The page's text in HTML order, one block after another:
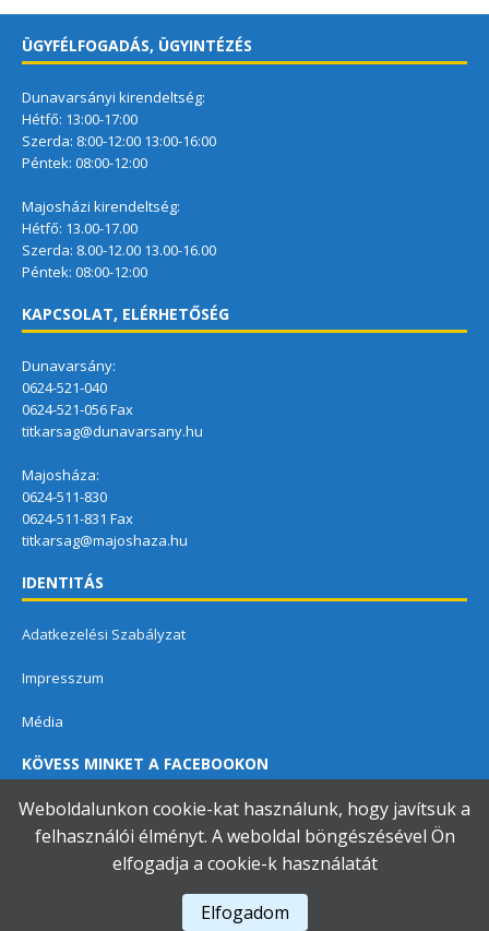
ÜGYFÉLFOGADÁS, ÜGYINTÉZÉS
Dunavarsányi kirendeltség:
Hétfő: 13:00-17:00
Szerda: 8:00-12:00 13:00-16:00
Péntek: 08:00-12:00
Majosházi kirendeltség:
Hétfő: 13.00-17.00
Szerda: 8.00-12.00 13.00-16.00
Péntek: 08:00-12:00
KAPCSOLAT, ELÉRHETŐSÉG
Dunavarsány:
0624-521-040
0624-521-056 Fax
titkarsag@dunavarsany.hu
Majosháza:
0624-511-830
0624-511-831 Fax
titkarsag@majoshaza.hu
IDENTITÁS
Adatkezelési Szabályzat
Impresszum
Média
KÖVESS MINKET A FACEBOOKON
Dunavarsányi Közös Önkormányzati Hivatal
Weboldalunkon cookie-kat használunk, hogy javítsuk a
felhasználói élményt. A weboldal böngészésével Ön
elfogadja a cookie-k használatát
Elfogadom